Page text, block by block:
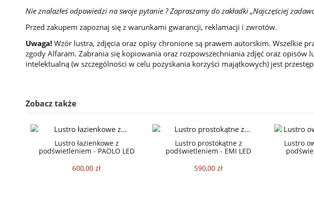
Nie znalazłeś odpowiedzi na swoje pytanie ? Zapraszamy do zakładki „Najczęściej
Przed zakupem zapoznaj się z warunkami gwarancji, reklamacji i zwrotów.
Uwaga! Wzór lustra, zdjęcia oraz opisy chronione są prawem autorskim. Wszelkie
zgody Alfaram. Zabrania się kopiowania oraz rozpowszechniania zdjęć oraz
intelektualną (w szczególności w celu pozyskania korzyści majątkowych) jest
Zobacz także
Lustro łazienkowe z
podświetleniem - PAOLO LED
600,00 zł
Lustro prostokątne z
podświetleniem - EMI LED
590,00 zł
Lustro